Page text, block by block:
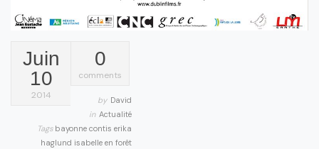
Juin
10
2014
0
comments
by David
in Actualité
Tags bayonne contis erika
haglund isabelle en forêt